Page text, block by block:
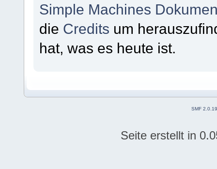
Simple Machines
die Credits um
hat, was es heute ist.
SMF 2.0.19
Seite erstellt in